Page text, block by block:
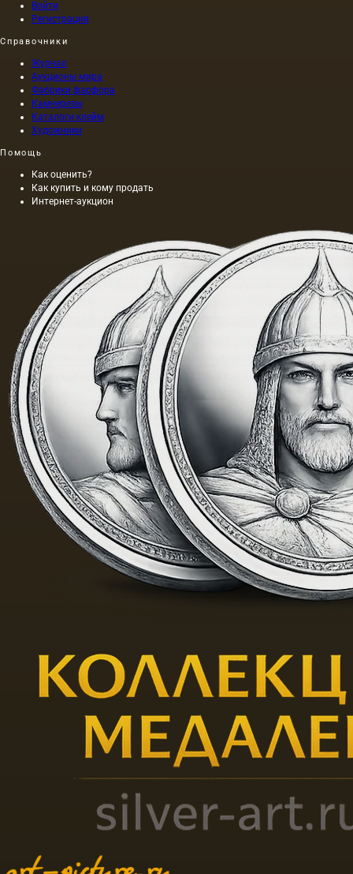
Войти
Регистрация
Справочники
Журнал
Аукционы мира
Фабрики фарфора
Камнерезы
Каталоги клейм
Художники
Помощь
Как оценить?
Как купить и кому продать
Интернет-аукцион